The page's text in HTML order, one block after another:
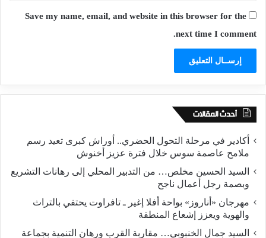
Save my name, email, and website in this browser for the
next time I comment.
أحدث المقالات
أكادير في مرحلة التحول الحضري.. أوراش كبرى تعيد رسم
ملامح عاصمة سوس خلال فترة عزيز أخنوش
السيد الحسين مخلص… من التدبير المحلي إلى رهانات التشريع
وبصمة رجل أعمال ناجح
مهرجان «أناروز» بواحة أفلا إغير ـ تافراوت يحتفي بالتراث
والهوية ويعزز إشعاع المنطقة
السيد جمال الخنبوبي… مقاربة القرب ورهان التنمية بجماعة